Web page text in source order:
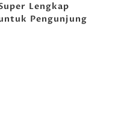
Lengkap
Pengunjung